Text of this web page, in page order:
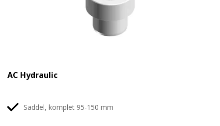
AC Hydraulic
Saddel, komplet 95-150 mm